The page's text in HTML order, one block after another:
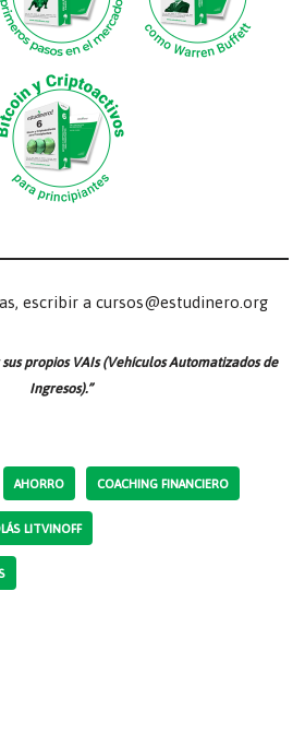
escribir a cursos@estudinero.org
propios VAIs (Vehículos Automatizados de
Ingresos).”
AHORRO COACHING FINANCIERO
LITVINOFF